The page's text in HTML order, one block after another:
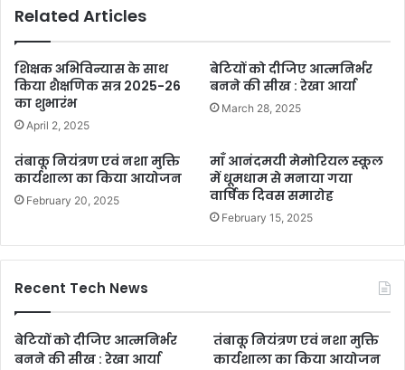
Related Articles
शिक्षक अभिविन्यास के साथ
किया शैक्षणिक सत्र 2025-26
का शुभारंभ
April 2, 2025
बेटियों को दीजिए आत्मनिर्भर
बनने की सीख : रेखा आर्या
March 28, 2025
तंबाकू नियंत्रण एवं नशा मुक्ति
कार्यशाला का किया आयोजन
February 20, 2025
माँ आनंदमयी मेमोरियल स्कूल
में धूमधाम से मनाया गया
वार्षिक दिवस समारोह
February 15, 2025
Recent Tech News
बेटियों को दीजिए आत्मनिर्भर
बनने की सीख : रेखा आर्या
तंबाकू नियंत्रण एवं नशा मुक्ति
कार्यशाला का किया आयोजन